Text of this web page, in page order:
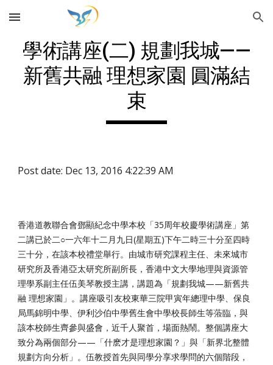
Skip to main content Skip to navigation
學術講座(二) 規劃我城——
新舊共融 理想家園 圓滿結
束
Post date: Dec 13, 2016 4:22:39 AM
香港道教聯合會鄧顯紀念中學本校「35周年校慶學術講座」第
二講已於二○一六年十二月九日(星期五)下午二時三十分至四時
三十分，在該本校禮堂舉行。由城市研究課程主任、未來城市
研究所及香港亞太研究所副所長，香港中文大學地理與資源管
理學系副主任伍美琴教授主講，講題為「規劃我城——新舊共
融 理想家園」。講座吸引友校東華三院甲寅年總理中學、保良
局馬錦明中學、伊利沙伯中學舊生會中學校長師生等蒞臨，與
該本校師生齊參與盛會，近千人聚首，場面熱鬧。整個講座大
致分為兩個部分——「什麽才是理想家園？」與「新界北整體
規劃方向分析」。伍教授首先與同學分享求學問的六個階段，